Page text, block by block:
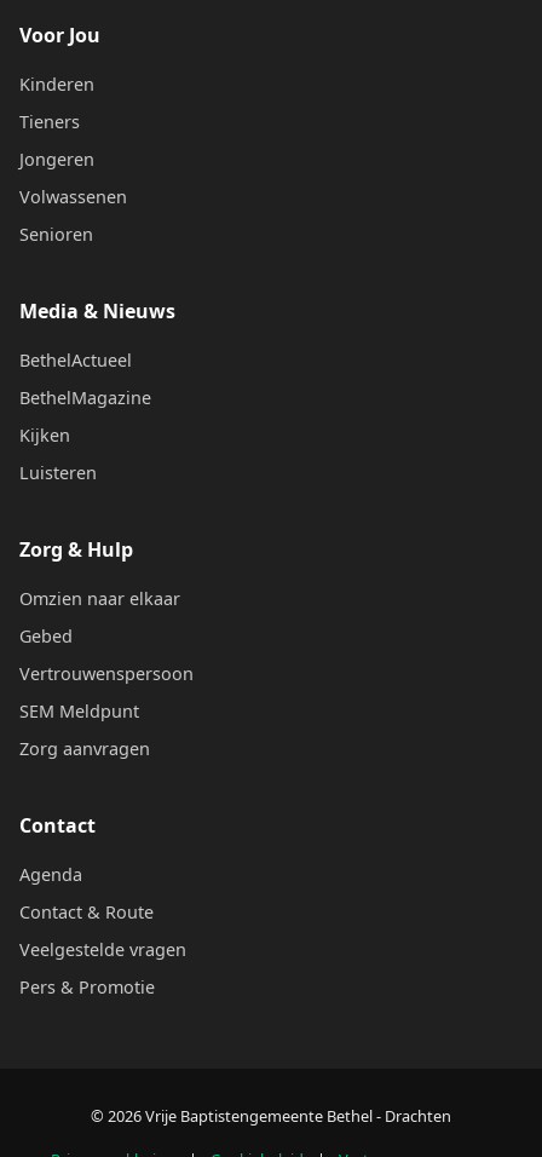
Voor Jou
Kinderen
Tieners
Jongeren
Volwassenen
Senioren
Media & Nieuws
BethelActueel
BethelMagazine
Kijken
Luisteren
Zorg & Hulp
Omzien naar elkaar
Gebed
Vertrouwenspersoon
SEM Meldpunt
Zorg aanvragen
Contact
Agenda
Contact & Route
Veelgestelde vragen
Pers & Promotie
© 2026 Vrije Baptistengemeente Bethel - Drachten